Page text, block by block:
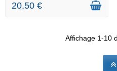
20,50 €
Affichage 1-10